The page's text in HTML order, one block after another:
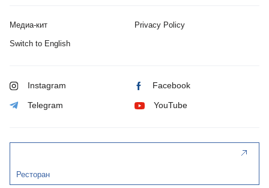
Медиа-кит Privacy Policy
Switch to English
Instagram Facebook
Telegram YouTube
Ресторан